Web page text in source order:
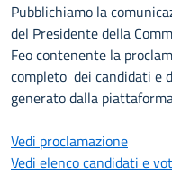
Pubblichiamo la
del Presidente della
Feo contenente la
completo dei candidati e
generato dalla
Vedi proclamazione
Vedi elenco candidati e